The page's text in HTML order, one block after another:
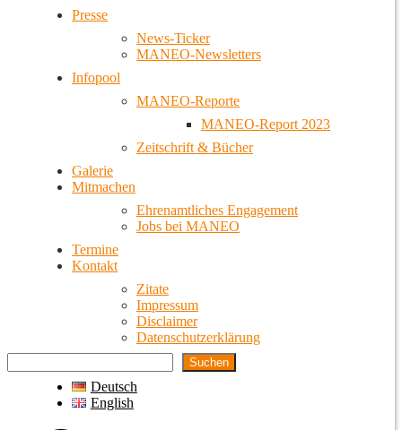
Presse
News-Ticker
MANEO-Newsletters
Infopool
MANEO-Reporte
MANEO-Report 2023
Zeitschrift & Bücher
Galerie
Mitmachen
Ehrenamtliches Engagement
Jobs bei MANEO
Termine
Kontakt
Zitate
Impressum
Disclaimer
Datenschutzerklärung
Suchen
Deutsch
English